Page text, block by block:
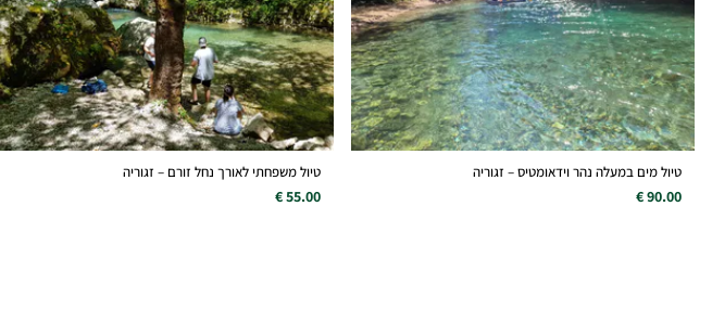
טיול מים במעלה נהר וידאומטיס – זגוריה
90.00 €
טיול משפחתי לאורך נחל זורם – זגוריה
55.00 €